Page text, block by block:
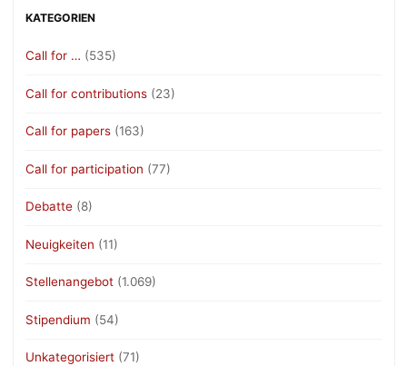
KATEGORIEN
Call for … (535)
Call for contributions (23)
Call for papers (163)
Call for participation (77)
Debatte (8)
Neuigkeiten (11)
Stellenangebot (1.069)
Stipendium (54)
Unkategorisiert (71)